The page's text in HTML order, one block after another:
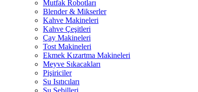
Mutfak Robotları
Blender & Mikserler
Kahve Makineleri
Kahve Çeşitleri
Çay Makineleri
Tost Makineleri
Ekmek Kızartma Makineleri
Meyve Sıkacakları
Pişiriciler
Su Isıtıcıları
Su Sebilleri